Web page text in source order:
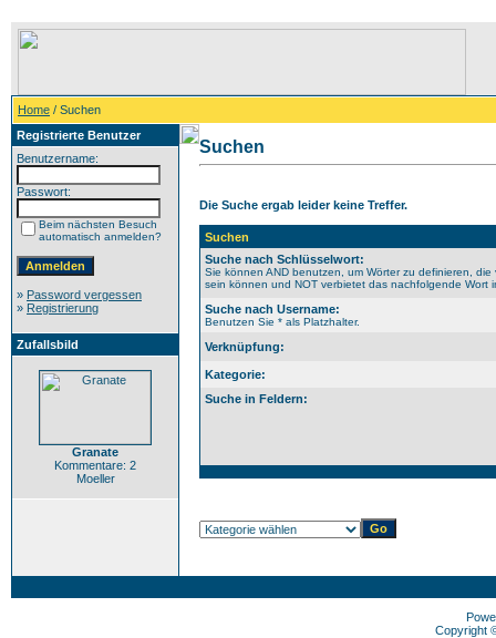
Home / Suchen
Registrierte Benutzer
Benutzername:
Passwort:
Beim nächsten Besuch
automatisch anmelden?
» Password vergessen
» Registrierung
Zufallsbild
Granate
Kommentare: 2
Moeller
Suchen
Die Suche ergab leider keine Treffer.
Suchen
Suche nach Schlüsselwort:
Sie können AND benutzen, um Wörter zu definieren,
sein können und NOT verbietet das nachfolgende Wort
Suche nach Username:
Benutzen Sie * als Platzhalter.
Verknüpfung:
Kategorie:
Suche in Feldern:
Copyright